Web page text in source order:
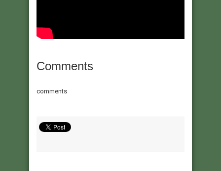
Comments
comments